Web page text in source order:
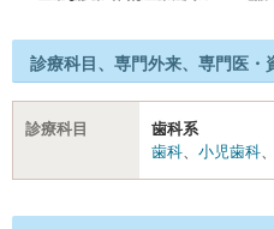
診療科目、専門外来、専門医・
診療科目
歯科系
歯科、 小児歯科、